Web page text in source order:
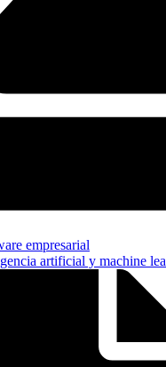
empresarial
artificial y machine